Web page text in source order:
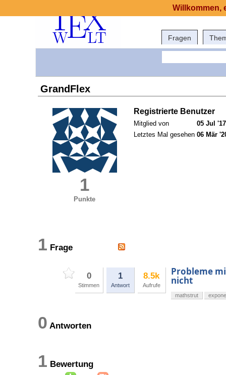
Fragen
GrandFlex
1
Punkte
Registrierte Benutzer
Mitglied von
05 Jul
Letztes Mal gesehen 06 Mär
1 Frage
0
Stimmen
1
Antwort
8.5k
Aufrufe
Probleme
nicht
mathstrut
0 Antworten
1 Bewertung
Willkommen,